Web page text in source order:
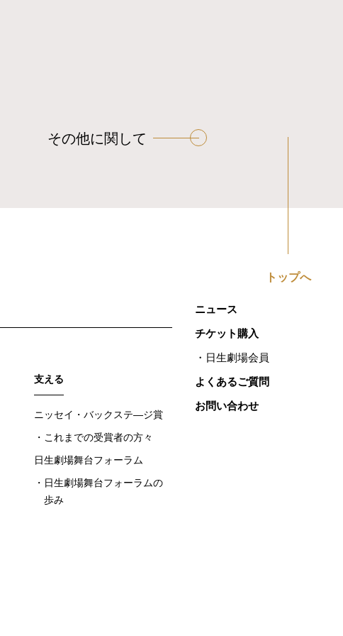
その他に関して
トップへ
支える
ニッセイ・バックステ―ジ賞
これまでの受賞者の方々
日生劇場舞台フォーラム
日生劇場舞台フォーラムの
歩み
ニュース
チケット購入
日生劇場会員
よくあるご質問
お問い合わせ